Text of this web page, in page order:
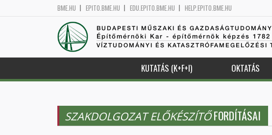
BME.HU EPITO.BME.HU EDU.EPITO.BME.HU HELP.EPITO.BME.HU
BUDAPESTI MŰSZAKI ÉS
Építőmérnöki Kar - építőmérnök képzés 1782
VÍZTUDOMÁNYI ÉS KATASZTRÓFAMEGELŐZÉSI
KUTATÁS (K+F+I) OKTATÁS
SZAKDOLGOZAT ELŐKÉSZÍTŐFORDÍTÁSAI